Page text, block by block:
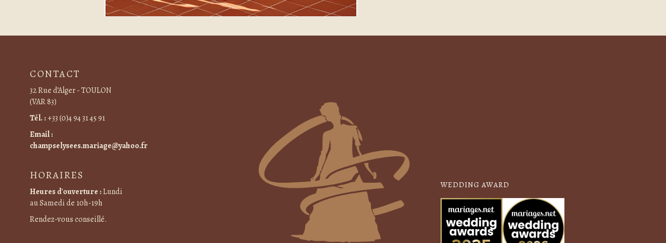
CONTACT
32 Rue d’Alger - TOULON
(VAR 83)
Tél. :+33 (0)4 94 31 45 91
Email :
champselysees.mariage@yahoo.fr
HORAIRES
Heures d'ouverture :Lundi
au Samedi de 10h-19h
Rendez-vous conseillé.
WEDDING AWARD